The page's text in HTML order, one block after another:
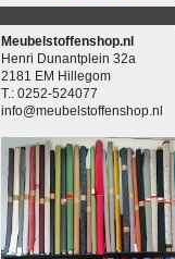
Meubelstoffenshop.nl
Henri Dunantplein 32a
2181 EM Hillegom
T.: 0252-524077
info@meubelstoffenshop.nl